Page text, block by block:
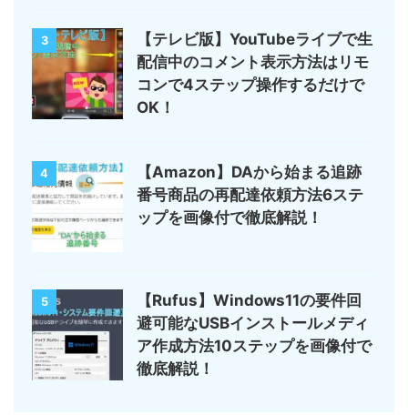
3
【テレビ版】YouTubeライブで生
配信中のコメント表示方法はリモ
コンで4ステップ操作するだけで
OK！
4
【Amazon】DAから始まる追跡
番号商品の再配達依頼方法6ステ
ップを画像付で徹底解説！
5
【Rufus】Windows11の要件回
避可能なUSBインストールメディ
ア作成方法10ステップを画像付で
徹底解説！